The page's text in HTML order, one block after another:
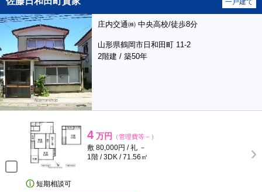
一戸建て
庄内交通㈱ 中央高校/徒歩8分
山形県鶴岡市日和田町 11-2
2階建 / 築50年
4 万円 （管理費等－）
敷 80,000円 / 礼 －
1階 / 3DK / 71.56㎡
短期相談可